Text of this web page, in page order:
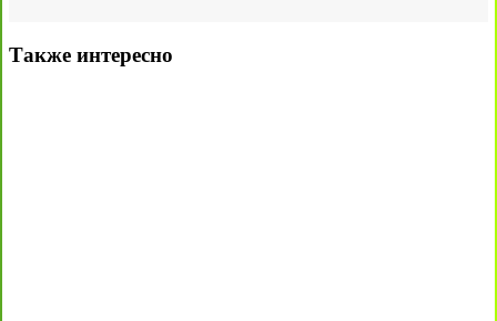
Также интересно